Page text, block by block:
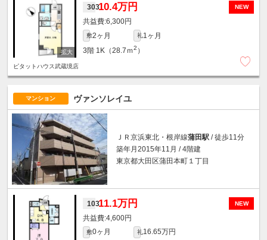
NEW
30310.4万円
6,300円
敷2ヶ月 礼1ヶ月
3階 1K（28.7ｍ2 ）
ピタットハウス武蔵境店
マンション ヴァンソレイユ
ＪＲ京浜東北・根岸線蒲田駅 / 徒歩11分
築年月2015年11月 / 4階建
東京都大田区蒲田本町１丁目
NEW
10311.1万円
4,600円
敷0ヶ月 礼16.65万円